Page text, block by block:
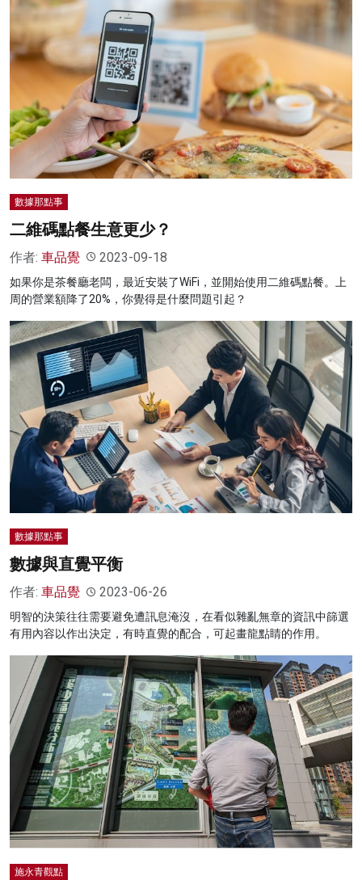
數據那點事
二維碼點餐生意更少？
作者: 車品覺 2023-09-18
如果你是茶餐廳老闆，最近安裝了WiFi，並開始使用二維碼點餐。上
周的營業額降了20%，你覺得是什麼問題引起？
數據那點事
數據與直覺平衡
作者: 車品覺 2023-06-26
明智的決策往往需要避免遭訊息淹沒，在看似雜亂無章的資訊中篩選
有用內容以作出決定，有時直覺的配合，可起畫龍點睛的作用。
施永青觀點